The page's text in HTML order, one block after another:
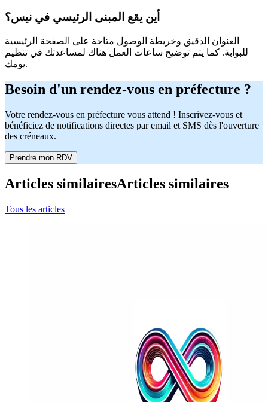
أين يقع المبنى الرئيسي في نيس؟
العنوان الدقيق وخريطة الوصول متاحة على الصفحة الرئيسية
للبوابة. كما يتم توضيح ساعات العمل هناك لمساعدتك في تنظيم
يومك.
Besoin d'un rendez-vous en préfecture ?
Votre rendez-vous en préfecture vous attend ! Inscrivez-vous et
bénéficiez de notifications directes par email et SMS dès l'ouverture
des créneaux.
Prendre mon RDV
Articles similairesArticles similaires
Tous les articles